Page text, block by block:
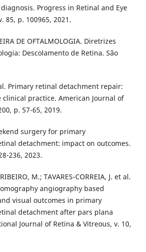
Progress in Retinal and Eye
85, p. 100965, 2021.
DE OFTALMOLOGIA. Diretrizes
Descolamento de Retina. São
Primary retinal detachment repair:
practice. American Journal of
p. 57-65, 2019.
surgery for primary
detachment: impact on outcomes.
236, 2023.
M.; TAVARES-CORREIA, J. et al.
angiography based
visual outcomes in primary
detachment after pars plana
Journal of Retina & Vitreous, v. 10,